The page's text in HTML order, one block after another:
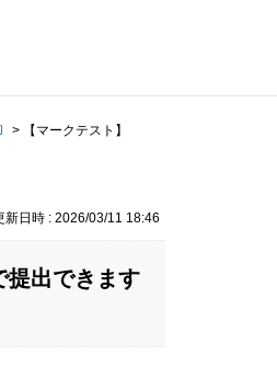
>
【マークテスト】
新日時 : 2026/03/11 18:46
提出できます